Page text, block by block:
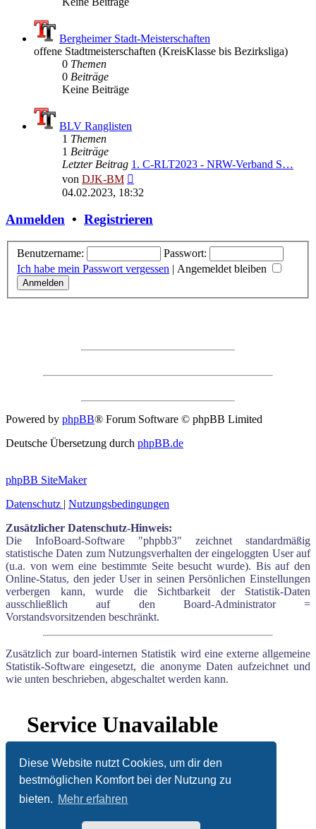
Diese Website nutzt Cookies, um dir den
bestmöglichen Komfort bei der Nutzung zu
bieten. Mehr erfahren
Bergheimer Stadt-Meisterschaften
offene Stadtmeisterschaften (KreisKlasse bis Bezirksliga)
0 Themen
0 Beiträge
Keine Beiträge
BLV Ranglisten
1 Themen
1 Beiträge
Letzter Beitrag 1. C-RLT2023 - NRW-Verband S…
von DJK-BM
Beitrag
04.02.2023, 18:32
Anmelden • Registrieren
Benutzername:
Passwort:
Ich habe mein Passwort vergessen | Angemeldet bleiben
Impressum
Kontakt
Alle Cookies löschen
Powered by phpBB® Forum Software © phpBB Limited
Deutsche Übersetzung durch phpBB.de
phpBB SiteMaker
Datenschutz | Nutzungsbedingungen
Zusätzlicher Datenschutz-Hinweis:
Die InfoBoard-Software "phpbb3" zeichnet standardmäßig
statistische Daten zum Nutzungsverhalten der eingeloggten User auf
(u.a. von wem eine bestimmte Seite besucht wurde). Bis auf den
Online-Status, den jeder User in seinen Persönlichen Einstellungen
verbergen kann, wurde die Sichtbarkeit der Statistik-Daten
ausschließlich auf den Board-Administrator =
Vorstandsvorsitzenden beschränkt.
Zusätzlich zur board-internen Statistik wird eine externe allgemeine
Statistik-Software eingesetzt, die anonyme Daten aufzeichnet und
wie unten beschrieben, abgeschaltet werden kann.